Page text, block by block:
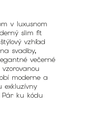
v luxusnom
slim fit
vzhľad
svadby,
večerné
moderne a
exkluzívny
ku kódu